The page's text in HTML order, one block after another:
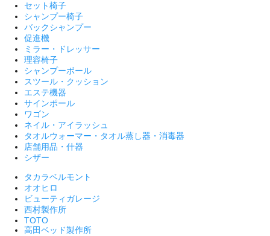
セット椅子
シャンプー椅子
バックシャンプー
促進機
ミラー・ドレッサー
理容椅子
シャンプーボール
スツール・クッション
エステ機器
サインポール
ワゴン
ネイル・アイラッシュ
タオルウォーマー・タオル蒸し器・消毒器
店舗用品・什器
シザー
タカラベルモント
オオヒロ
ビューティガレージ
西村製作所
TOTO
高田ベッド製作所